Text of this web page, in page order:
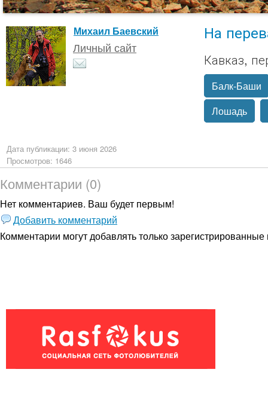
Михаил Баевский
Личный сайт
На
Кавказ,
Балк-Баши
Лошадь
Дата публикации: 3 июня 2026
Просмотров: 1646
Комментарии (0)
Нет комментариев. Ваш будет первым!
Добавить комментарий
Комментарии могут добавлять толькозарегистрированные